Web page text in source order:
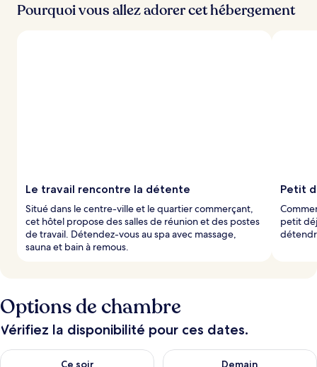
Pourquoi vous allez adorer cet hébergement
Le travail rencontre la détente
Situé dans le centre-ville et le quartier commerçant,
cet hôtel propose des salles de réunion et des postes
de travail. Détendez-vous au spa avec massage,
sauna et bain à remous.
Petit
petit
Options de chambre
Vérifiez la disponibilité pour ces dates.
Ce soir
Vérifier la disponibilité pour ce soir août 7 - août 8
Demain
Vérifier la disponibilité pour